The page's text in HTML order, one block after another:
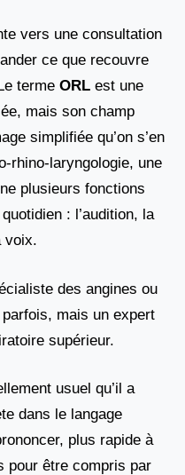
vers une consultation
ce que recouvre
terme ORL est une
mais son champ
simplifiée qu’on s’en
rhino-laryngologie, une
plusieurs fonctions
: l’audition, la
voix.
des angines ou
mais un expert
supérieur.
usuel qu’il a
dans le langage
plus rapide à
pour être compris par